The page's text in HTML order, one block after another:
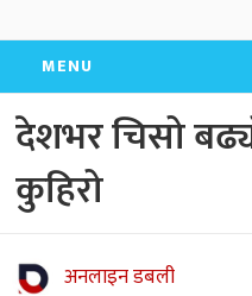
MENU
देशभर चिसो
कुहिरो
अनलाइन डबली